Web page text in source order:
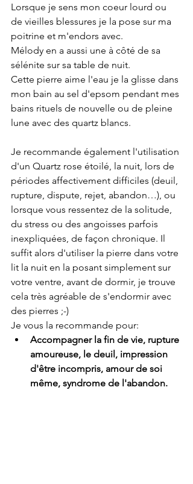
Lorsque je sens mon coeur lourd ou
de vieilles blessures je la pose sur ma
poitrine et m'endors avec.
Mélody en a aussi une à côté de sa
sélénite sur sa table de nuit.
Cette pierre aime l'eau je la glisse dans
mon bain au sel d'epsom pendant mes
bains rituels de nouvelle ou de pleine
lune avec des quartz blancs.
Je recommande également l'utilisation
d'un Quartz rose étoilé, la nuit, lors de
périodes affectivement difficiles (deuil,
rupture, dispute, rejet, abandon…), ou
lorsque vous ressentez de la solitude,
du stress ou des angoisses parfois
inexpliquées, de façon chronique. Il
suffit alors d'utiliser la pierre dans votre
lit la nuit en la posant simplement sur
votre ventre, avant de dormir, je trouve
cela très agréable de s'endormir avec
des pierres ;-)
Je vous la recommande pour:
Accompagner la fin de vie, rupture
amoureuse, le deuil, impression
d'être incompris, amour de soi
même, syndrome de l'abandon.